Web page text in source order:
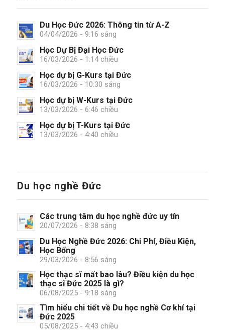
Du Học Đức 2026: Thông tin từ A-Z
04/04/2026 - 9:16 sáng
Học Dự Bị Đại Học Đức
16/03/2026 - 1:14 chiều
Học dự bị G-Kurs tại Đức
16/03/2026 - 10:30 sáng
Học dự bị W-Kurs tại Đức
13/03/2026 - 6:46 chiều
Học dự bị T-Kurs tại Đức
13/03/2026 - 4:40 chiều
Du học nghề Đức
Các trung tâm du học nghề đức uy tín
20/07/2026 - 8:38 sáng
Du Học Nghề Đức 2026: Chi Phí, Điều Kiện,
Học Bổng
29/03/2026 - 8:56 sáng
Học thạc sĩ mất bao lâu? Điều kiện du học
thạc sĩ Đức 2025 là gì?
06/08/2025 - 9:18 sáng
Tìm hiểu chi tiết về Du học nghề Cơ khí tại
Đức 2025
05/08/2025 - 4:43 chiều